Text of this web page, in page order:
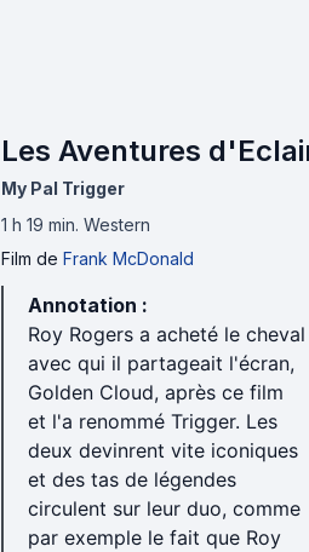
Les Aventures
My Pal Trigger
1 h 19 min. Western
Film de Frank McDonald
Annotation :
Roy Rogers a acheté le cheval
avec qui il partageait l'écran,
Golden Cloud, après ce film
et l'a renommé Trigger. Les
deux devinrent vite iconiques
et des tas de légendes
circulent sur leur duo, comme
par exemple le fait que Roy